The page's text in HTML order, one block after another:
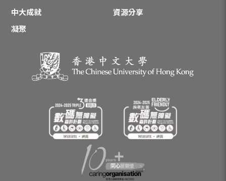
中大成就
資源分享
凝聚